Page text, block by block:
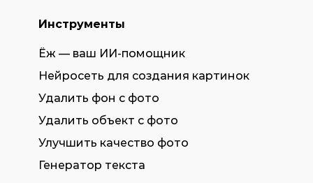
Инструменты
Ёж — ваш ИИ-помощник
Нейросеть для создания картинок
Удалить фон с фото
Удалить объект с фото
Улучшить качество фото
Генератор текста